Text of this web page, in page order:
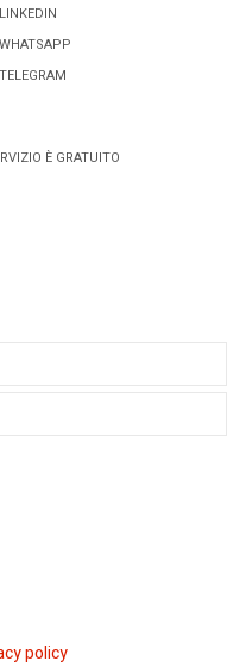
LINKEDIN
WHATSAPP
TELEGRAM
È GRATUITO
policy